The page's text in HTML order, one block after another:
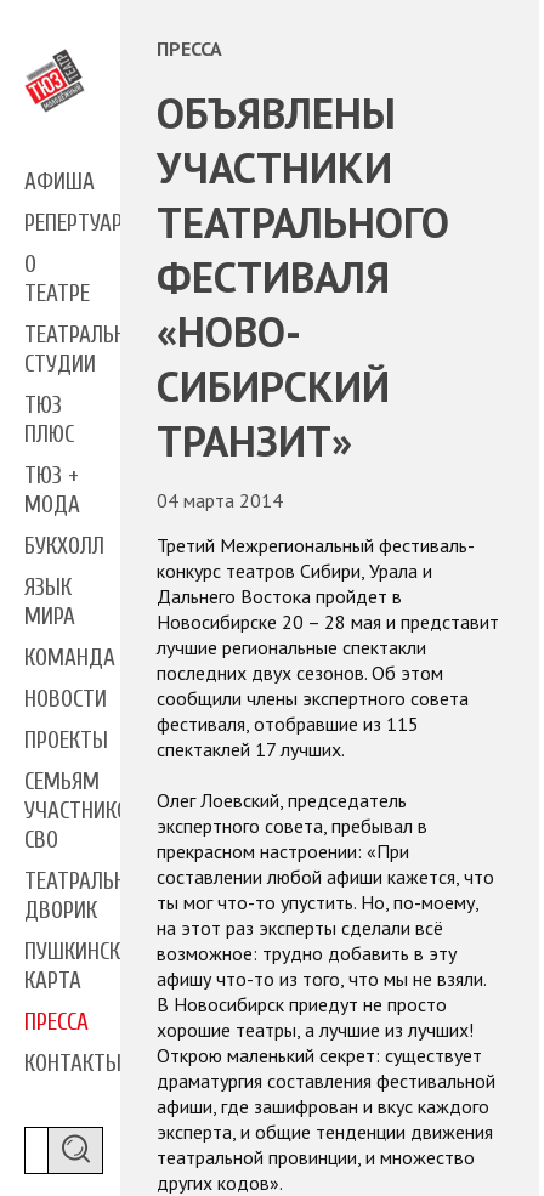
АФИША
РЕПЕРТУАР
О
ТЕАТРЕ
ТЕАТРАЛЬНЫЕ
СТУДИИ
ТЮЗ
ПЛЮС
ТЮЗ +
МОДА
БУКХОЛЛ
ЯЗЫК
МИРА
КОМАНДА
НОВОСТИ
ПРОЕКТЫ
СЕМЬЯМ
УЧАСТНИКОВ
СВО
ТЕАТРАЛЬНЫЙ
ДВОРИК
ПУШКИНСКАЯ
КАРТА
ПРЕССА
КОНТАКТЫ
ПРЕССА
ОБЪЯВЛЕНЫ
УЧАСТНИКИ
ТЕАТРАЛЬНОГО
ФЕСТИВАЛЯ
«НОВО-
СИБИРСКИЙ
ТРАНЗИТ»
04 марта 2014
Третий Межрегиональный фестиваль-
конкурс театров Сибири, Урала и
Дальнего Востока пройдет в
Новосибирске 20 – 28 мая и представит
лучшие региональные спектакли
последних двух сезонов. Об этом
сообщили члены экспертного совета
фестиваля, отобравшие из 115
спектаклей 17 лучших.
Олег Лоевский, председатель
экспертного совета, пребывал в
прекрасном настроении: «При
составлении любой афиши кажется, что
ты мог что-то упустить. Но, по-моему,
на этот раз эксперты сделали всё
возможное: трудно добавить в эту
афишу что-то из того, что мы не взяли.
В Новосибирск приедут не просто
хорошие театры, а лучшие из лучших!
Открою маленький секрет: существует
драматургия составления фестивальной
афиши, где зашифрован и вкус каждого
эксперта, и общие тенденции движения
театральной провинции, и множество
других кодов».